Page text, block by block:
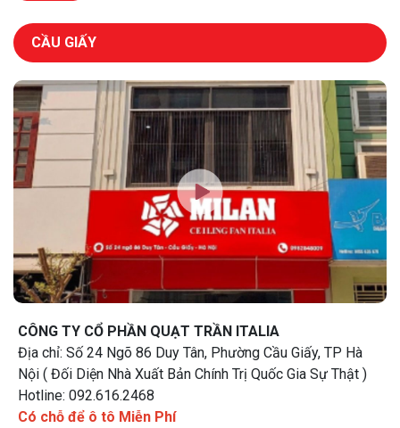
CẦU GIẤY
CÔNG TY CỔ PHẦN QUẠT TRẦN ITALIA
Địa chỉ: Số 24 Ngõ 86 Duy Tân, Phường Cầu Giấy, TP Hà
Nội ( Đối Diện Nhà Xuất Bản Chính Trị Quốc Gia Sự Thật )
Hotline: 092.616.2468
Có chỗ để ô tô Miễn Phí